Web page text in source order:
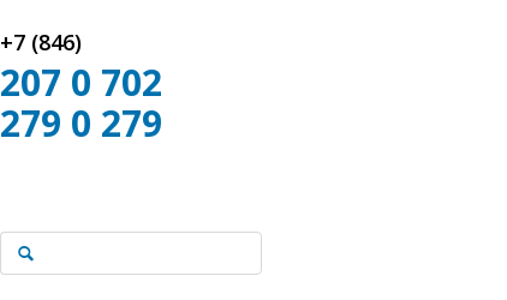
+7 (846)
207 0 702
279 0 279